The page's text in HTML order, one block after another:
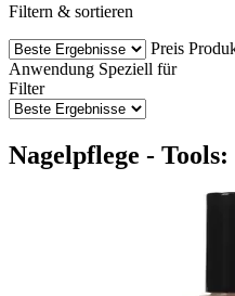
Filtern & sortieren
Preis
Anwendung Speziell für
Filter
Nagelpflege -